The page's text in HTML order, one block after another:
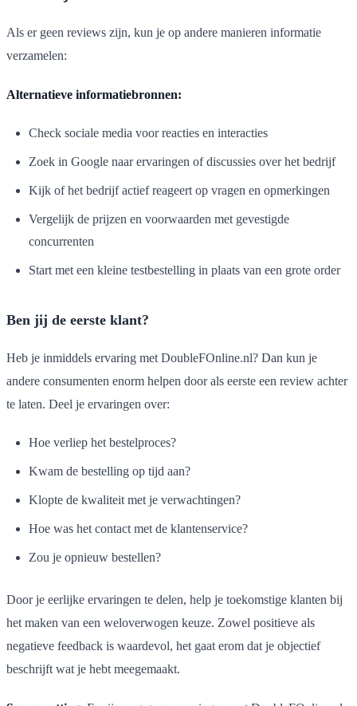
Als er geen reviews zijn, kun je op andere manieren informatie
verzamelen:
Alternatieve informatiebronnen:
Check sociale media voor reacties en interacties
Zoek in Google naar ervaringen of discussies over het bedrijf
Kijk of het bedrijf actief reageert op vragen en opmerkingen
Vergelijk de prijzen en voorwaarden met gevestigde
concurrenten
Start met een kleine testbestelling in plaats van een grote order
Ben jij de eerste klant?
Heb je inmiddels ervaring met DoubleFOnline.nl? Dan kun je
andere consumenten enorm helpen door als eerste een review achter
te laten. Deel je ervaringen over:
Hoe verliep het bestelproces?
Kwam de bestelling op tijd aan?
Klopte de kwaliteit met je verwachtingen?
Hoe was het contact met de klantenservice?
Zou je opnieuw bestellen?
Door je eerlijke ervaringen te delen, help je toekomstige klanten bij
het maken van een weloverwogen keuze. Zowel positieve als
negatieve feedback is waardevol, het gaat erom dat je objectief
beschrijft wat je hebt meegemaakt.